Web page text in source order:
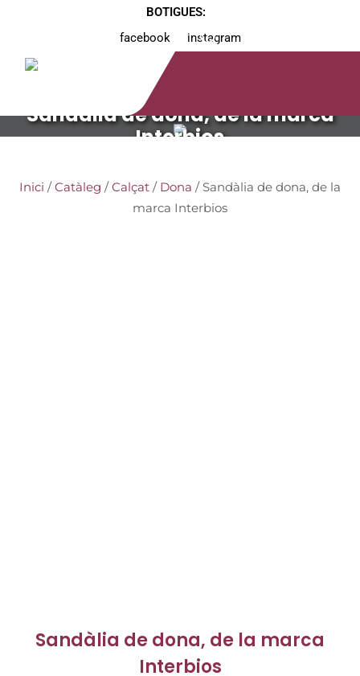
BOTIGUES:
facebook
instagram
Sandàlia de dona, de la marca
Interbios
Inici /Catàleg /Calçat / Dona / Sandàlia de dona, de la
marca Interbios
Sandàlia de dona, de la marca
Interbios